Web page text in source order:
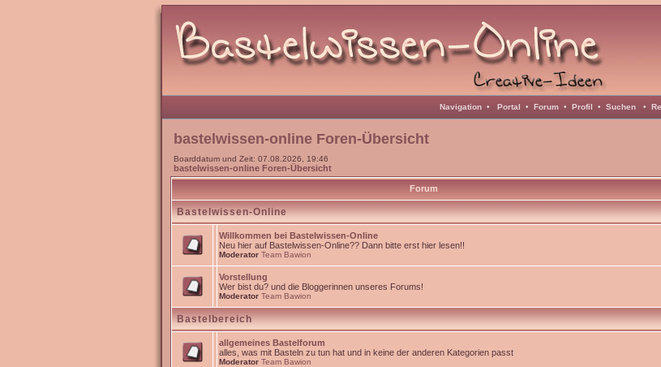
Navigation • Portal • Forum • Profil • Suchen •
bastelwissen-online Foren-Übersicht
Boarddatum und Zeit: 07.08.2026, 19:46
bastelwissen-online Foren-Übersicht
Forum
Bastelwissen-Online
Willkommen bei Bastelwissen-Online
Neu hier auf Bastelwissen-Online?? Dann bitte erst hier lesen!!
Moderator Team Bawion
Vorstellung
Wer bist du? und die Bloggerinnen unseres Forums!
Moderator Team Bawion
Bastelbereich
allgemeines Bastelforum
alles, was mit Basteln zu tun hat und in keine der anderen Kategorien passt
Moderator Team Bawion